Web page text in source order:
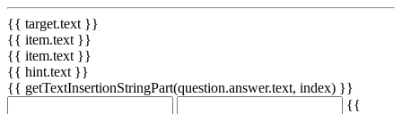
{{ target.text }}
{{ item.text }}
{{ item.text }}
{{ hint.text }}
{{ getTextInsertionStringPart(question.answer.text, index) }}
{{